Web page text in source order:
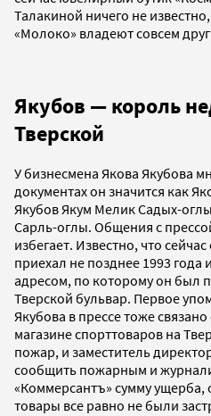
Талакиной ничего не
«Молоко» владеют совсем
Якубов — король
Тверской
У бизнесмена Якова Якубова
документах он значится как
Якубов Якум Мелик Садых-
Сарль-оглы. Общения с
избегает. Известно, что
приехал не позднее 1993
адресом, по которому он был
Тверской бульвар. Первое
Якубова в прессе тоже
магазине спорттоваров на
пожар, и заместитель
сообщить пожарным и
«Коммерсантъ» сумму ущерба,
товары все равно не были